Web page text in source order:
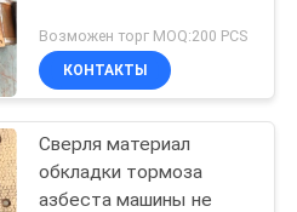
Возможен торг MOQ:200 PCS
КОНТАКТЫ
Сверля материал
обкладки тормоза
азбеста машины не